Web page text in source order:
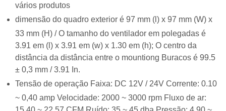
vários produtos
dimensão do quadro exterior é 97 mm (l) x 97 mm (W) x
33 mm (H) / O tamanho do ventilador em polegadas é
3.91 em (l) x 3.91 em (w) x 1.30 em (h); O centro da
distância da distância entre o mountiong Buracos é 99.5
± 0,3 mm / 3.91 In.
Tensão de operação Faixa: DC 12V / 24V Corrente: 0.10
~ 0,40 amp Velocidade: 2000 ~ 3000 rpm Fluxo de ar: